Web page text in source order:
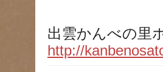
出雲かんべの里
http://